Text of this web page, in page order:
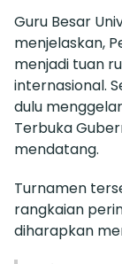
Guru Besar
menjelaskan,
menjadi tuan
internasional.
dulu
Terbuka
mendatang.
Turnamen
rangkaian
diharapkan